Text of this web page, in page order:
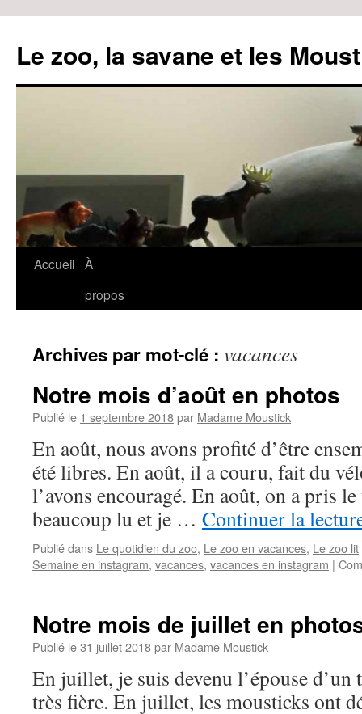
Le zoo, la savane et les
Aller
Accueil À
propos
Archives par mot-clé : vacances
Notre mois d’août en photos
Publié le 1 septembre 2018par Madame Moustick
En août, nous avons profité d’être
été libres. En août, il a couru, fait du
l’avons encouragé. En août, on a pris
beaucoup lu et je … Continuer la
Publié dans Le quotidien du zoo, Le zoo en vacances, Le zoo lit
Semaine en instagram, vacances, vacances en instagram |
Notre mois de juillet en
Publié le31 juillet 2018par Madame Moustick
En juillet, je suis devenu l’épouse d’un
très fière. En juillet, les mousticks ont